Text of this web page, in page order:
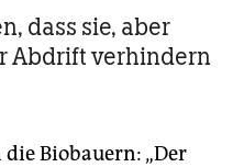
dass sie, aber
Abdrift verhindern
Biobauern: „Der